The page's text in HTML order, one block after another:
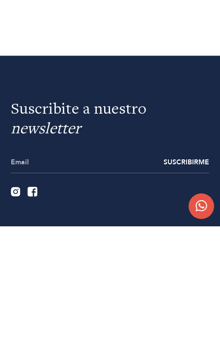
Suscribite a nuestro
newsletter
SUSCRIBIRME